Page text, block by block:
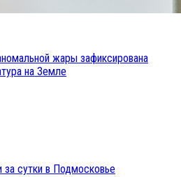
жары зафиксирована
на Земле
за сутки в Подмосковье